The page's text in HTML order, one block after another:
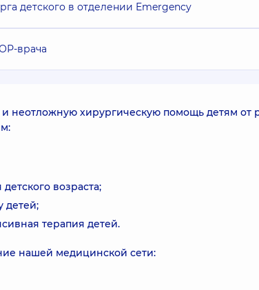
детского в отделении Emergency
врача
неотложную хирургическую помощь детям
возраста;
детей;
терапия детей.
нашей медицинской сети: